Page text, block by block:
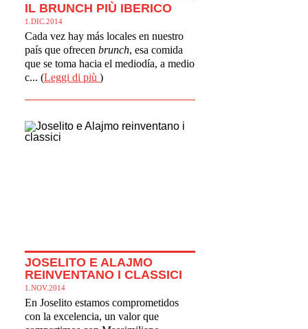
IL BRUNCH PIÙ IBERICO
1.DIC.2014
Cada vez hay más locales en nuestro
país que ofrecenbrunch, esa comida
que se toma hacia el mediodía, a medio
c... (Leggi di più)
JOSELITO E ALAJMO
REINVENTANO I CLASSICI
1.NOV.2014
En Joselito estamos comprometidos
con la excelencia, un valor que